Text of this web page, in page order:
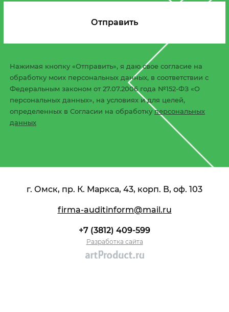
Нажимая кнопку «Отправить», я даю свое согласие на
обработку моих персональных данных, в соответствии с
Федеральным законом от 27.07.2006 года №152-ФЗ «О
персональных данных», на условиях и для целей,
определенных в Согласии на обработкуперсональных
данных
г. Омск, пр. К. Маркса, 43, корп. В, оф. 103
firma-auditinform@mail.ru
+7 (3812) 409-599
Разработка сайта